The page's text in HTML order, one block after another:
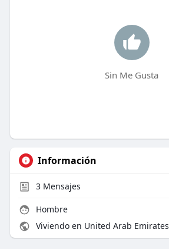
Sin Me Gusta
Información
3Mensajes
Hombre
Viviendo en United Arab Emirates